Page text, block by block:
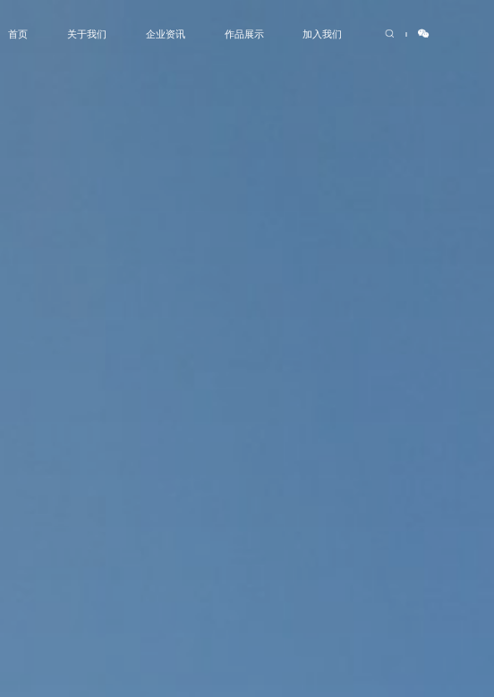
首页 关于我们 企业资讯 作品展示 加入我们